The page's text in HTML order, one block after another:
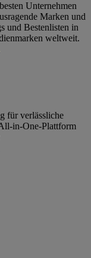
Unternehmen
Marken und
und Bestenlisten in
weltweit.
für verlässliche
in-One-Plattform